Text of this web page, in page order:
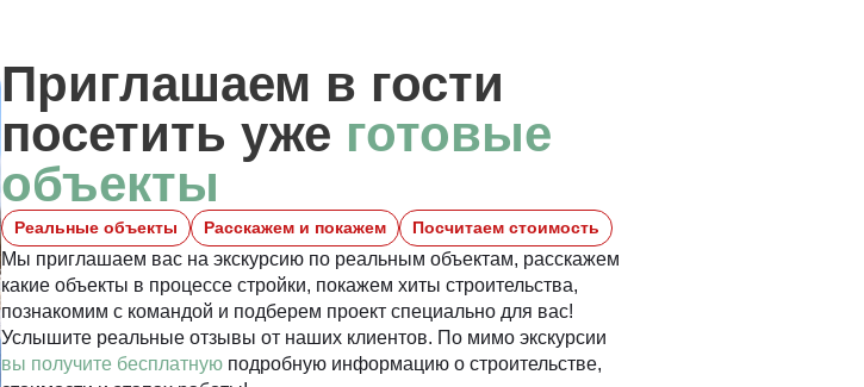
Приглашаем в гости
посетить уже готовые
объекты
Реальные объекты Расскажем и покажем Посчитаем стоимость
Мы приглашаем вас на экскурсию по реальным объектам, расскажем
какие объекты в процессе стройки, покажем хиты строительства,
познакомим с командой и подберем проект специально для вас!
Услышите реальные отзывы от наших клиентов. По мимо экскурсии
вы получите бесплатную подробную информацию о строительстве,